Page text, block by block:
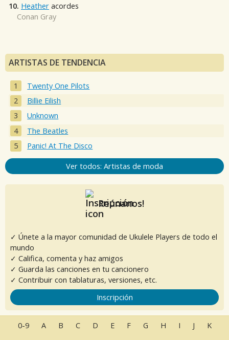
10. Heather acordes
Conan Gray
ARTISTAS DE TENDENCIA
Twenty One Pilots
Billie Eilish
Unknown
The Beatles
Panic! At The Disco
Ver todos: Artistas de moda
Reúnanos!
✓ Únete a la mayor comunidad de Ukulele Players de todo el
mundo
✓ Califica, comenta y haz amigos
✓ Guarda las canciones en tu cancionero
✓ Contribuir con tablaturas, versiones, etc.
Inscripción
0-9 A B C D E F G H I J K